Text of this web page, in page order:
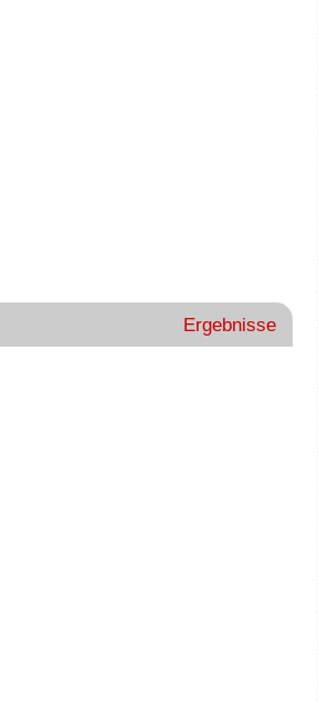
Ergebnisse